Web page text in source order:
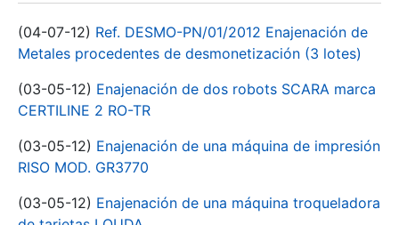
(04-07-12) Ref. DESMO-PN/01/2012 Enajenación de
Metales procedentes de desmonetización (3 lotes)
(03-05-12) Enajenación de dos robots SCARA marca
CERTILINE 2 RO-TR
(03-05-12) Enajenación de una máquina de impresión
RISO MOD. GR3770
(03-05-12) Enajenación de una máquina troqueladora